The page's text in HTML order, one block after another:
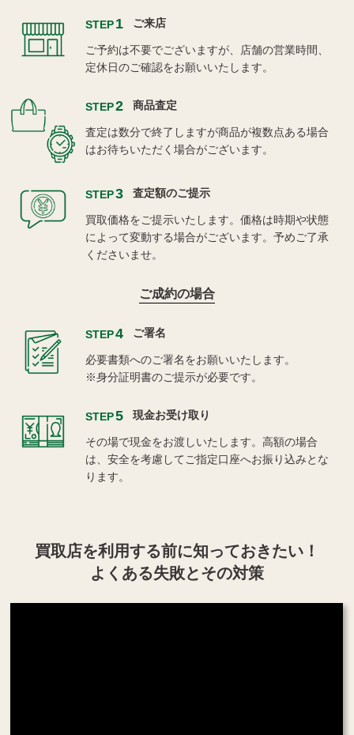
STEP1 ご来店
ご予約は不要でございますが、店舗の営業時間、
定休日のご確認をお願いいたします。
STEP2 商品査定
査定は数分で終了しますが商品が複数点ある場合
はお待ちいただく場合がございます。
STEP3 査定額のご提示
買取価格をご提示いたします。価格は時期や状態
によって変動する場合がございます。予めご了承
くださいませ。
ご成約の場合
STEP4 ご署名
必要書類へのご署名をお願いいたします。
※身分証明書のご提示が必要です。
STEP5 現金お受け取り
その場で現金をお渡しいたします。高額の場合
は、安全を考慮してご指定口座へお振り込みとな
ります。
買取店を利用する前に知っておきたい！
よくある失敗とその対策